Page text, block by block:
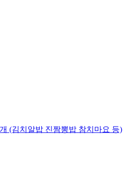
(김치알밥 진짬뽕밥 참치마요 등)